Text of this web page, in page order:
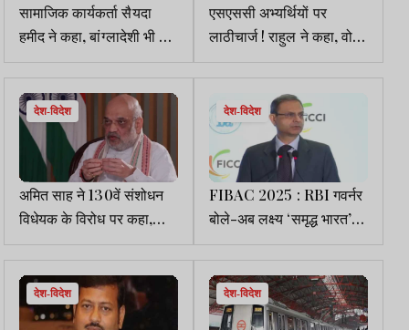
सामाजिक कार्यकर्ता सैयदा
हमीद ने कहा, बांग्लादेशी भी यहां
रह सकते हैं, हिमंत बिस्व सरमा
भड़के
एसएससी अभ्यर्थियों पर
लाठीचार्ज ! राहुल ने कहा, वोट
चुराकर सत्ता में आने वाली मोदी
सरकार को युवाओं के भविष्य
की चिंता नहीं
देश-विदेश
अमित साह ने 130वें संशोधन
विधेयक के विरोध पर कहा,
विपक्ष चाहता है,जेल से सरकार
चलाने की आजादी मिले
देश-विदेश
FIBAC 2025 : RBI गवर्नर
बोले-अब लक्ष्य ‘समृद्ध भारत’
का, मौद्रिक नीति और ऋण
विस्तार पर है फोकस
देश-विदेश देश-विदेश